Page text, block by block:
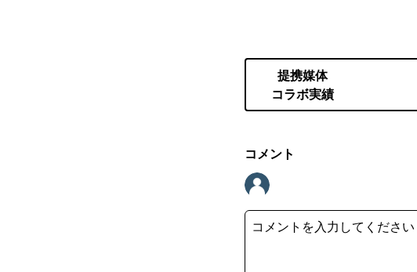
提携媒体
コラボ実績
コメント